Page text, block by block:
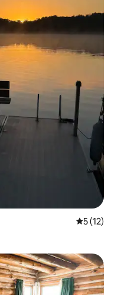
5 de uma
5 (12)